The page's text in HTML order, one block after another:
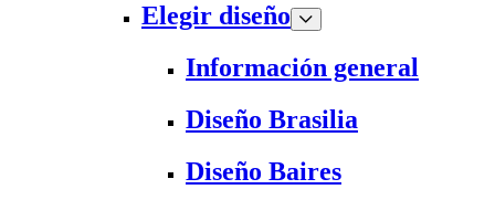
Elegir diseño
Información general
Diseño Brasilia
Diseño Baires